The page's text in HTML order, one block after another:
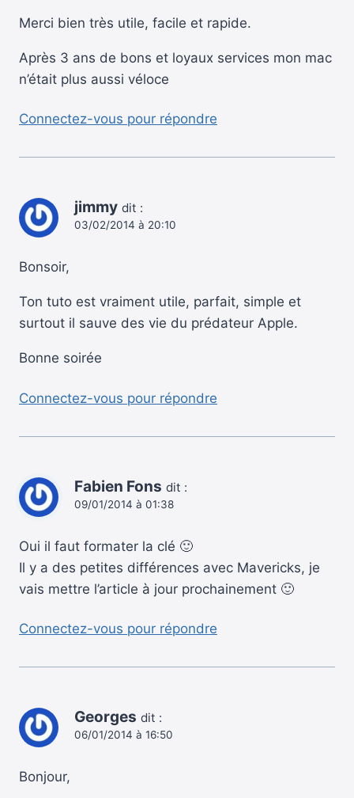
Merci bien très utile, facile et rapide.
Après 3 ans de bons et loyaux services mon mac
n’était plus aussi véloce
Connectez-vous pour répondre
jimmy dit :
03/02/2014 à 20:10
Bonsoir,
Ton tuto est vraiment utile, parfait, simple et
surtout il sauve des vie du prédateur Apple.
Bonne soirée
Connectez-vous pour répondre
Fabien Fons dit :
09/01/2014 à 01:38
Oui il faut formater la clé 🙂
Il y a des petites différences avec Mavericks, je
vais mettre l’article à jour prochainement 🙂
Connectez-vous pour répondre
Georges dit :
06/01/2014 à 16:50
Bonjour,